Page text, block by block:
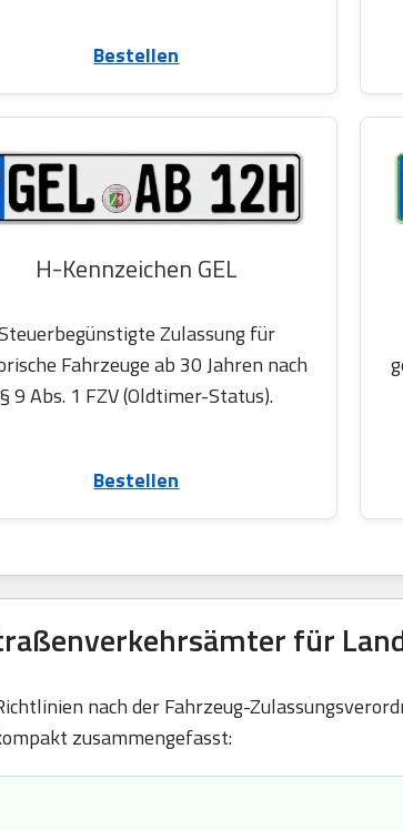
Bestellen
H-Kennzeichen GEL
Zulassung für
Fahrzeuge ab 30 Jahren nach
§ 9 Abs. 1 FZV (Oldtimer-Status).
Bestellen
für
nach der Fahrzeug-
zusammengefasst: